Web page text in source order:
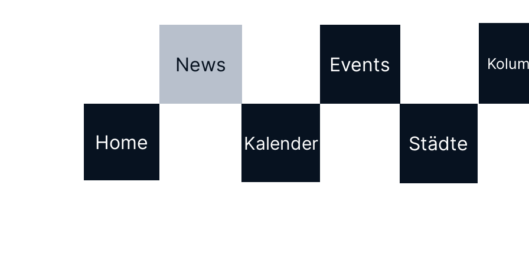
News
Kalender Städte
Events
Home